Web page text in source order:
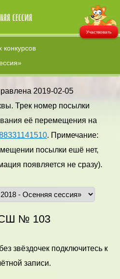
Участвовать
конкурсов
2019-02-05
Трек номер посылки
её перемещения на
. Примечание:
посылки ешё нет,
появляется не сразу).
№ 103
звёздочек подключитесь к
записи.